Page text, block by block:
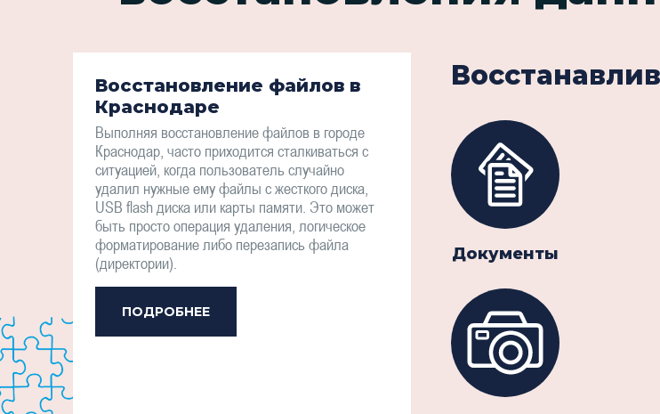
Восстановление файлов в
Краснодаре
Выполняя восстановление файлов в городе
Краснодар, часто приходится сталкиваться с
ситуацией, когда пользователь случайно
удалил нужные ему файлы с жесткого диска,
USB flash диска или карты памяти. Это может
быть просто операция удаления, логическое
форматирование либо перезапись файла
(директории).
ПОДРОБНЕЕ
Документы